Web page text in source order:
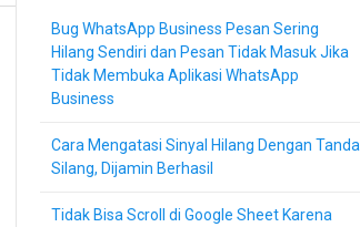
Bug WhatsApp Business Pesan Sering
Hilang Sendiri dan Pesan Tidak Masuk Jika
Tidak Membuka Aplikasi WhatsApp
Business
Cara Mengatasi Sinyal Hilang Dengan Tanda
Silang, Dijamin Berhasil
Tidak Bisa Scroll di Google Sheet Karena